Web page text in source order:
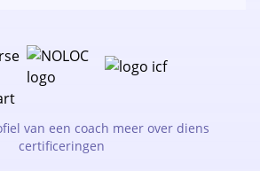
van een coach meer over diens
certificeringen